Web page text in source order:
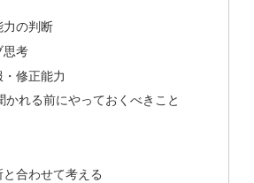
力の判断
思考
修正能力
かれる前にやっておくべきこと
合わせて考える